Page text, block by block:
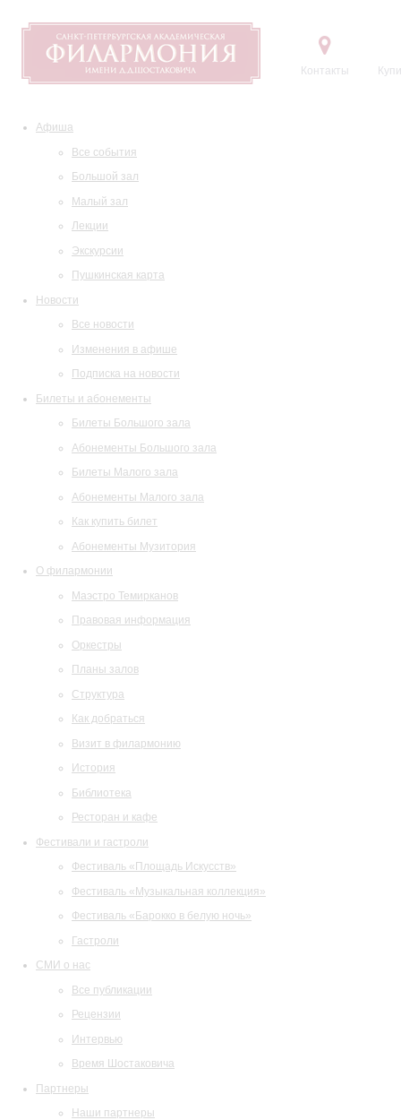
Контакты
Афиша
Все события
Большой зал
Малый зал
Лекции
Экскурсии
Пушкинская карта
Новости
Все новости
Изменения в афише
Подписка на новости
Билеты и абонементы
Билеты Большого зала
Абонементы Большого зала
Билеты Малого зала
Абонементы Малого зала
Как купить билет
Абонементы Музитория
О филармонии
Маэстро Темирканов
Правовая информация
Оркестры
Планы залов
Структура
Как добраться
Визит в филармонию
История
Библиотека
Ресторан и кафе
Фестивали и гастроли
Фестиваль «Площадь Искусств»
Фестиваль «Музыкальная коллекция»
Фестиваль «Барокко в белую ночь»
Гастроли
СМИ о нас
Все публикации
Рецензии
Интервью
Время Шостаковича
Партнеры
Наши партнеры